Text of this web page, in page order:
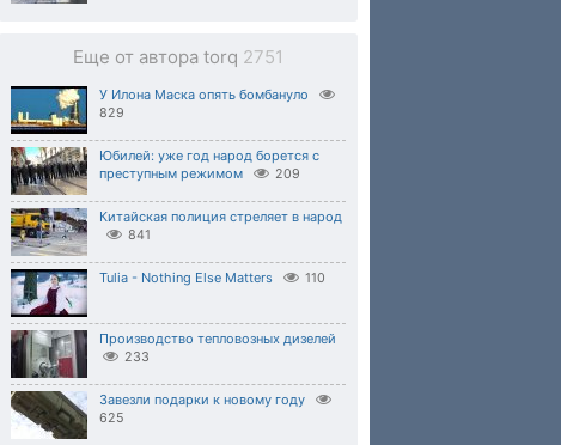
Еще от автора torq 2751
У Илона Маска опять бомбануло
829
Юбилей: уже год народ борется с
преступным режимом
209
Китайская полиция стреляет в народ
841
Tulia - Nothing Else Matters 110
Производство тепловозных дизелей
233
Завезли подарки к новому году
625